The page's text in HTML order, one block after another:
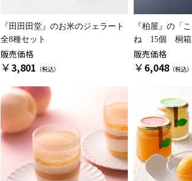
『田田田堂』のお米のジェラート
全8種セット
販売価格
￥3,801
『柏屋』の 「
ね 15個 桐箱
販売価格
￥ 6,048